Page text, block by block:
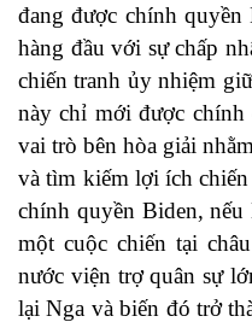
đang được chính
hàng đầu với sự chấp
chiến tranh ủy nhiệm
này chỉ mới được
vai trò bên hòa giải
và tìm kiếm lợi ích
chính quyền Biden,
một cuộc chiến tại
nước viện trợ quân sự
lại Nga và biến đó trở